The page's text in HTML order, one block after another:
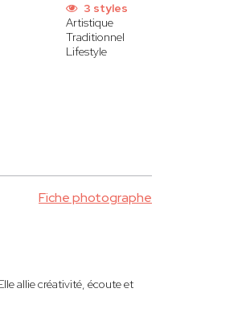
3 styles
Artistique
Traditionnel
Lifestyle
Fiche photographe
allie créativité, écoute et